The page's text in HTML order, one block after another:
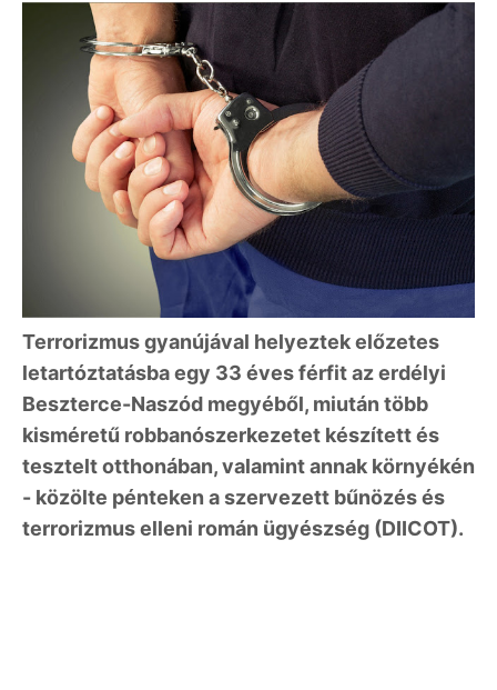
Terrorizmus gyanújával helyeztek előzetes
letartóztatásba egy 33 éves férfit az erdélyi
Beszterce-Naszód megyéből, miután több
kisméretű robbanószerkezetet készített és
tesztelt otthonában, valamint annak környékén
- közölte pénteken a szervezett bűnözés és
terrorizmus elleni román ügyészség (DIICOT).